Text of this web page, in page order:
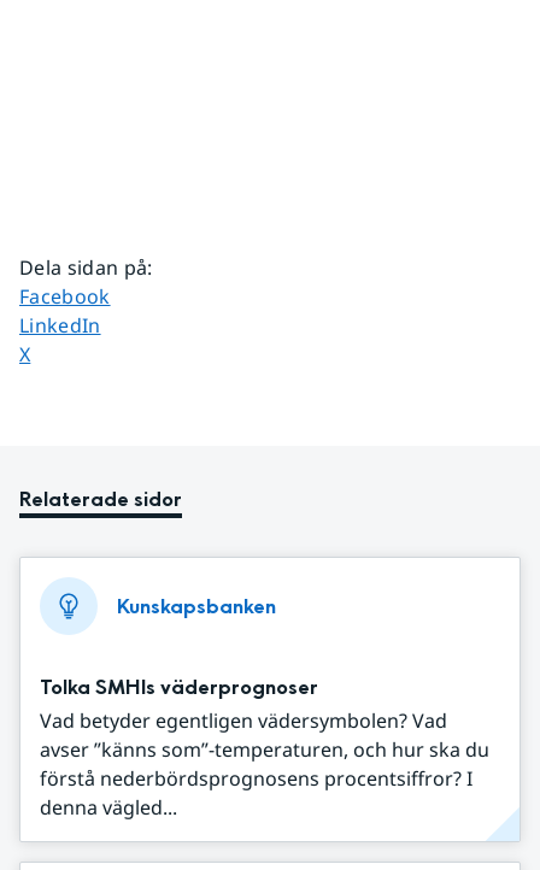
Dela sidan på:
Dela sidan på
Facebook
Dela sidan på
LinkedIn
Dela sidan på
X
Relaterade sidor
Kunskapsbanken
Tolka SMHIs väderprognoser
Vad betyder egentligen vädersymbolen? Vad
avser ”känns som”-temperaturen, och hur ska du
förstå nederbördsprognosens procentsiffror? I
denna vägled...